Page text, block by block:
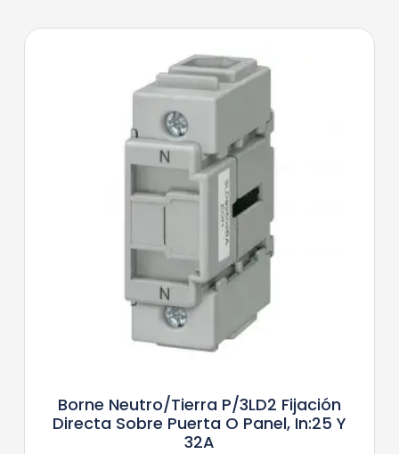
Borne Neutro/tierra P/3LD2 Fijación
Directa Sobre Puerta O Panel, In:25 Y
32A